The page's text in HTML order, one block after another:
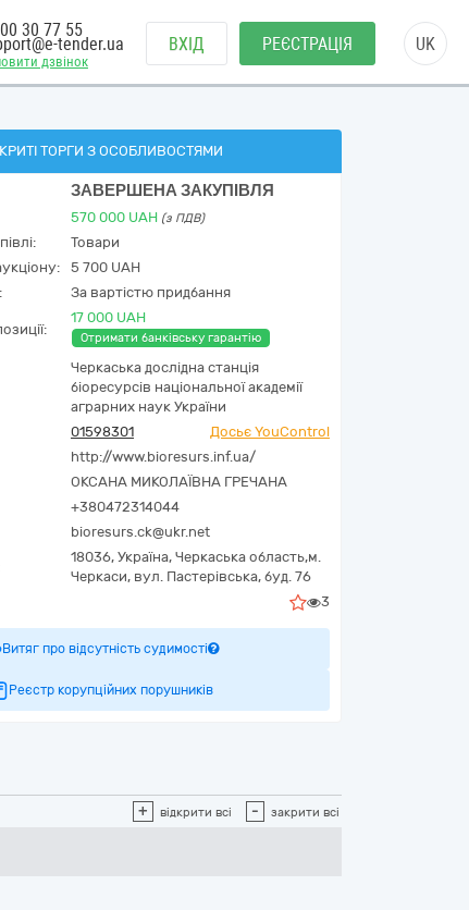
дзвінок
30 77 55
tender.ua ВХІД РЕЄСТРАЦІЯ UK
ТОРГИ З ОСОБЛИВОСТЯМИ
ЗАВЕРШЕНА ЗАКУПІВЛЯ
570 000 UAH (з ПДВ)
Товари
5 700 UAH
За вартістю придбання
17 000 UAH
Отримати банківську гарантію
Черкаська дослідна станція
біоресурсів національної академії
аграрних наук України
01598301
Досьє YouControl
http://www.bioresurs.inf.ua/
ОКСАНА МИКОЛАЇВНА ГРЕЧАНА
+380472314044
bioresurs.ck@ukr.net
18036, Україна, Черкаська область,м.
Черкаси, вул. Пастерівська, буд. 76
3
Витяг про відсутність судимості
Реєстр корупційних порушників
+ відкрити всі - закрити всі